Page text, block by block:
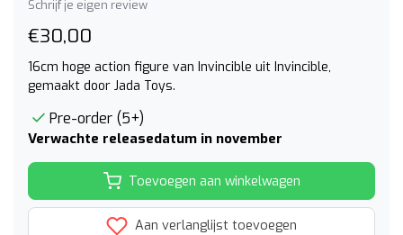
Schrijf je eigen review
€30,00
16cm hoge action figure van Invincible uit Invincible,
gemaakt door Jada Toys.
Pre-order (5+)
Verwachte releasedatum in november
Toevoegen aan winkelwagen
Aan verlanglijst toevoegen